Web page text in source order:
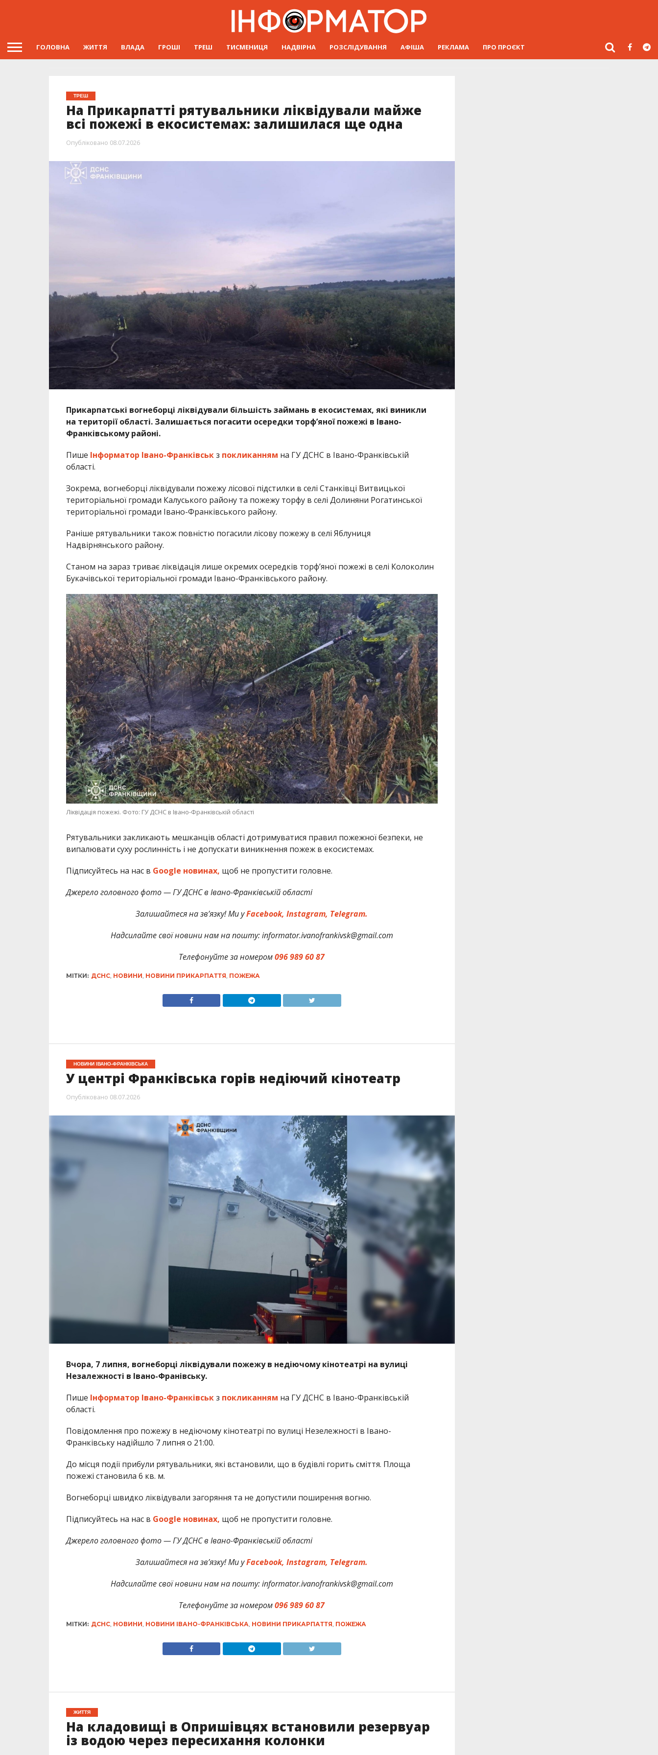
ГОЛОВНА ЖИТТЯ ВЛАДА ГРОШІ ТРЕШ ТИСМЕНИЦЯ НАДВІРНА РОЗСЛІДУВАННЯ АФІША РЕКЛАМА ПРО ПРОЄКТ
ТРЕШ
На Прикарпатті рятувальники ліквідували майже
всі пожежі в екосистемах: залишилася ще одна
Опубліковано 08.07.2026
Прикарпатські вогнеборці ліквідували більшість займань в екосистемах, які виникли
на території області. Залишається погасити осередки торфʼяної пожежі в Івано-
Франківському районі.
Пише Інформатор Івано-Франківськз покликанням на ГУ ДСНС в Івано-Франківській
області.
Зокрема, вогнеборці ліквідували пожежу лісової підстилки в селі Станківці Витвицької
територіальної громади Калуського району та пожежу торфу в селі Долиняни Рогатинської
територіальної громади Івано-Франківського району.
Раніше рятувальники також повністю погасили лісову пожежу в селі Яблуниця
Надвірнянського району.
Станом на зараз триває ліквідація лише окремих осередків торф’яної пожежі в селі Колоколин
Букачівської територіальної громади Івано-Франківського району.
Ліквідація пожежі. Фото: ГУ ДСНС в Івано-Франківській області
Рятувальники закликають мешканців області дотримуватися правил пожежної безпеки, не
випалювати суху рослинність і не допускати виникнення пожеж в екосистемах.
Підписуйтесь на нас в Google новинах, щоб не пропустити головне.
Джерело головного фото — ГУ ДСНС в Івано-Франківській області
Залишайтеся на зв’язку! Ми уFacebook, Instagram, Telegram.
Надсилайте свої новини нам на пошту: informator.ivanofrankivsk@gmail.com
Телефонуйте за номером096 989 60 87
МІТКИ: ДСНС, НОВИНИ НОВИНИ ПРИКАРПАТТЯ ПОЖЕЖА
НОВИНИ ІВАНО-ФРАНКІВСЬКА
У центрі Франківська горів недіючий кінотеатр
Опубліковано 08.07.2026
Вчора, 7 липня, вогнеборці ліквідували пожежу в недіючому кінотеатрі на вулиці
Незалежності в Івано-Франівську.
Пише Інформатор Івано-Франківськз покликанням на ГУ ДСНС в Івано-Франківській
області.
Повідомлення про пожежу в недіючому кінотеатрі по вулиці Незележності в Івано-
Франківську надійшло 7 липня о 21:00.
До місця події прибули рятувальники, які встановили, що в будівлі горить сміття. Площа
пожежі становила 6 кв. м.
Вогнеборці швидко ліквідували загоряння та не допустили поширення вогню.
Підписуйтесь на нас в Google новинах, щоб не пропустити головне.
Джерело головного фото — ГУ ДСНС в Івано-Франківській області
Залишайтеся на зв’язку! Ми уFacebook, Instagram, Telegram.
Надсилайте свої новини нам на пошту: informator.ivanofrankivsk@gmail.com
Телефонуйте за номером096 989 60 87
МІТКИ: ДСНС, НОВИНИ НОВИНИ ІВАНО-ФРАНКІВСЬКА НОВИНИ ПРИКАРПАТТЯ ПОЖЕЖА
ЖИТТЯ
На кладовищі в Опришівцях встановили резервуар
із водою через пересихання колонки